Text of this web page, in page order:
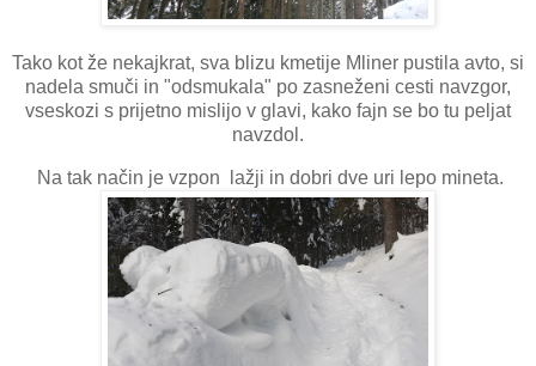
Tako kot že nekajkrat, sva blizu kmetije Mliner pustila avto, si
nadela smuči in "odsmukala" po zasneženi cesti navzgor,
vseskozi s prijetno mislijo v glavi, kako fajn se bo tu peljat
navzdol.
Na tak način je vzpon lažji in dobri dve uri lepo mineta.